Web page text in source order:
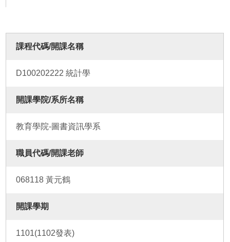
課程代碼/開課名稱
D100202222 統計學
開課學院/系所名稱
教育學院-圖書資訊學系
職員代碼/開課老師
068118 黃元鶴
開課學期
1101(1102發表)